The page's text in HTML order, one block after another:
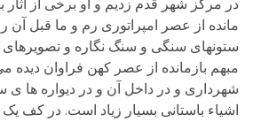
در مرکز شهر قدم زدیم و او برخی از آثار
مانده از عصر امپراتوری رم و ما قبل آن
ستونهای سنگی و سنگ نگاره و تصویرهای
مبهم بازمانده از عصر کهن فراوان
شهرداری و در داخل آن و در دیواره ها ی
اشیاء باستانی بسیار زیاد است. در کف